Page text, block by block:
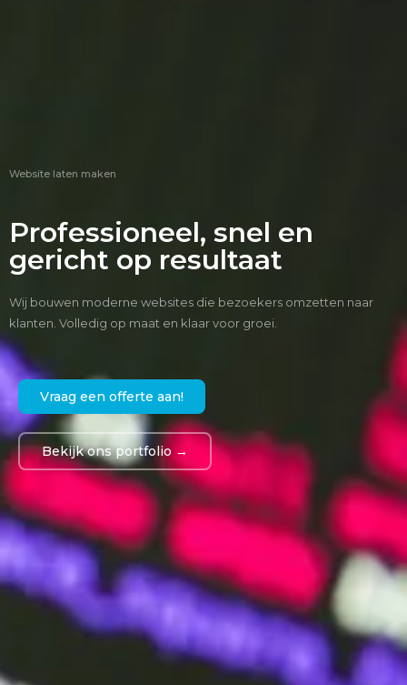
Website laten maken
Professioneel, snel en
gericht op resultaat
Wij bouwen moderne websites die bezoekers omzetten naar
klanten. Volledig op maat en klaar voor groei.
Vraag een offerte aan!
Bekijk ons portfolio →